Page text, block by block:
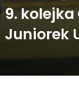
9.
Juniorek